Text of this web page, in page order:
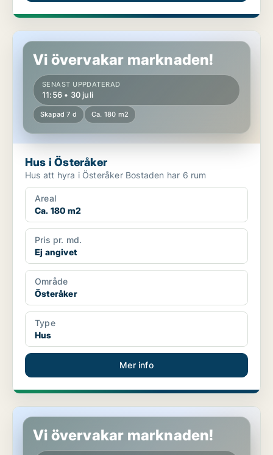
Hus i Österåker
Vi övervakar marknaden!
SENAST UPPDATERAD
11:56 • 30 juli
Skapad 7 d Ca. 180 m2
Hus i Österåker
Hus att hyra i Österåker Bostaden har 6 rum
Areal
Ca. 180 m2
Pris pr. md.
Ej angivet
Område
Österåker
Type
Hus
Mer info
Hus i Österåker, Åkersberga
Vi övervakar marknaden!